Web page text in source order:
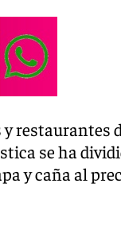
y restaurantes
se ha
y caña al